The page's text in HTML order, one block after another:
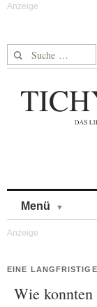
Suche nach:
Menü
EINE
Wie